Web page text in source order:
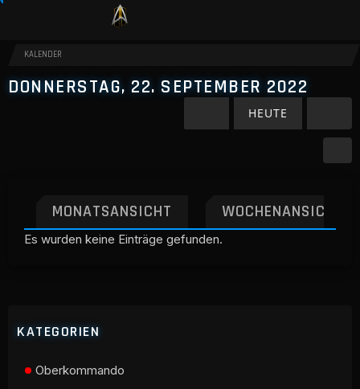
KALENDER
DONNERSTAG, 22. SEPTEMBER 2022
HEUTE
MONATSANSICHT WOCHENANSICHT
Es wurden keine Einträge gefunden.
KATEGORIEN
Oberkommando